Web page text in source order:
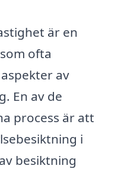
är en
ofta
av
En av de
process är att
i
besiktning